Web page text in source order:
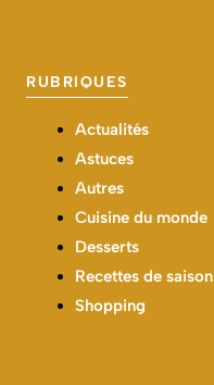
RUBRIQUES
Actualités
Astuces
Autres
Cuisine du monde
Desserts
Recettes de saison
Shopping